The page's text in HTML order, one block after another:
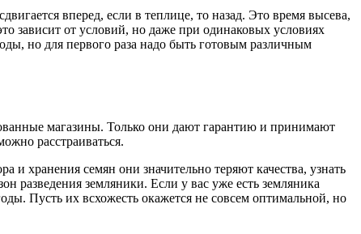
вперед, если в теплице, то назад. Это время высева,
зависит от условий, но даже при одинаковых условиях
но для первого раза надо быть готовым различным
магазины. Только они дают гарантию и принимают
расстраиваться.
и хранения семян они значительно теряют качества, узнать
разведения земляники. Если у вас уже есть земляника
Пусть их всхожесть окажется не совсем оптимальной, но